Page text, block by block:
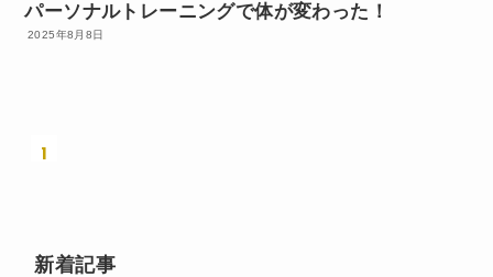
パーソナルトレーニングで体が変わった！
2025年8月8日
1
新着記事